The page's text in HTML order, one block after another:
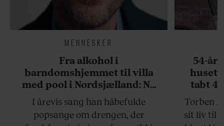
MENNESKER
Fra alkohol i
barndomshjemmet til villa
med pool i Nordsjælland: Nu
skal du høre sandheden om
Rasmus Seebach
I årevis sang han håbefulde
popsange om drengen, der
54-
huset
tabt
Torben
sit liv til